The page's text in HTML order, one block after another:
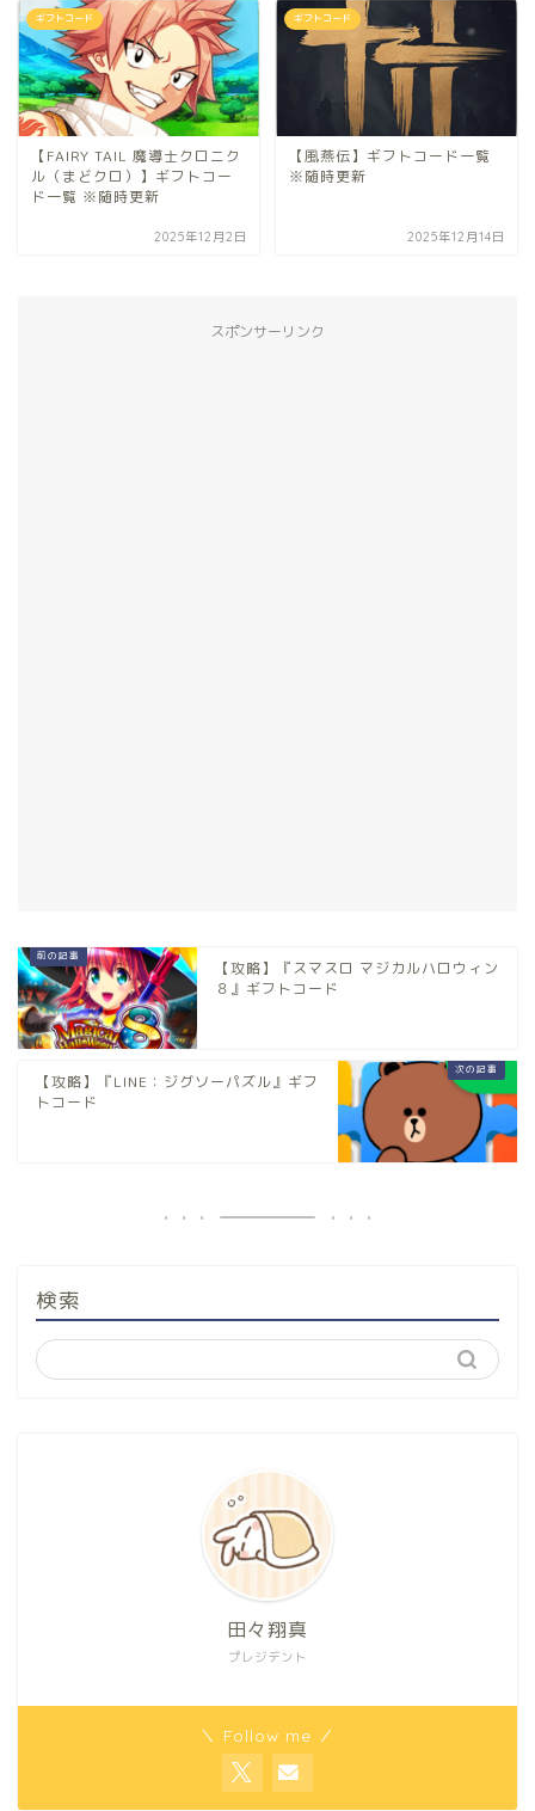
ギフトコード
【FAIRY TAIL 魔導士クロニク
ル（まどクロ）】ギフトコー
ド一覧 ※随時更新
2025年12月2日
ギフトコード
【風燕伝】ギフトコード一覧
※随時更新
2025年12月14日
スポンサーリンク
【攻略】『スマスロ マジカルハロウィン
８』ギフトコード
【攻略】『LINE：ジグソーパズル』ギフ
トコード
検索
プレジデント
田々翔真
＼ Follow me ／